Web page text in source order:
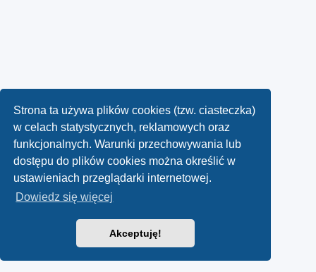
Strona ta używa plików cookies (tzw. ciasteczka)
w celach statystycznych, reklamowych oraz
funkcjonalnych. Warunki przechowywania lub
dostępu do plików cookies można określić w
ustawieniach przeglądarki internetowej.
Dowiedz się więcej
Akceptuję!